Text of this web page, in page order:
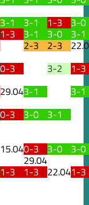
3-1 3-1 1-3 3-0
1-3 3-1 3-0 3-1
2-3 2-3
0-3 3-2
1-3
29.043-1
3-1
0-3 3-0 3-1
15.040-3
29.04
3-0
3-0
1-3 1-3 22.041-3